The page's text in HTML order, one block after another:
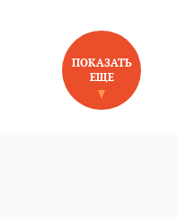
НОВОЕ НА САЙТЕ
ПОКАЗАТЬ
ЕЩЕ